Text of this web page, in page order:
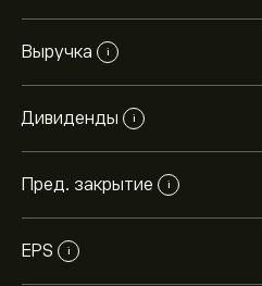
Выручка i
Дивиденды i
Пред. закрытие i
EPS i